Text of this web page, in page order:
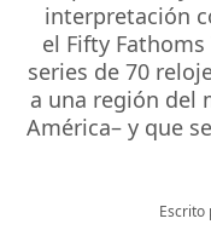
interpretación
el Fifty
series de 70
a una región del
América– y que
Escrito